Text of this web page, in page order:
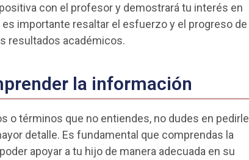
con el profesor y demostrará tu interés en
importante resaltar el esfuerzo y el progreso de
resultados académicos.
la información
o términos que no entiendes, no dudes en pedirle
detalle. Es fundamental que comprendas la
apoyar a tu hijo de manera adecuada en su